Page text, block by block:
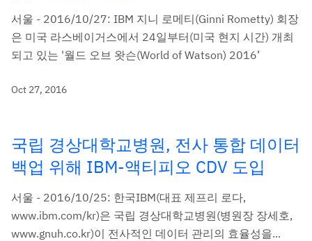
서울 - 2016/10/27: IBM 지니 로메티(Ginni Rometty) 회장
은 미국 라스베이거스에서 24일부터(미국 현지 시간) 개최
되고 있는 '월드 오브 왓슨(World of Watson) 2016’
Oct 27, 2016
국립 경상대학교병원, 전사 통합 데이터
백업 위해 IBM-액티피오 CDV 도입
서울 - 2016/10/25: 한국IBM(대표 제프리 로다,
www.ibm.com/kr)은 국립 경상대학교병원(병원장 장세호,
www.gnuh.co.kr)이 전사적인 데이터 관리의 효율성을...